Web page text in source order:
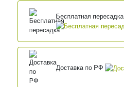
Бесплатная пересадка
Доставка по РФ